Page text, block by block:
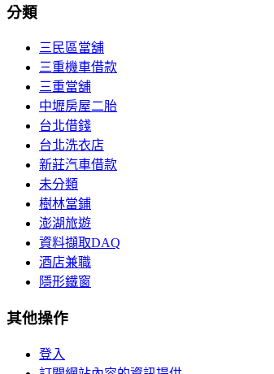
分類
三民區當舖
三重機車借款
三重當舖
中壢房屋二胎
台北借錢
台北洗衣店
新莊汽車借款
未分類
樹林當鋪
澎湖旅遊
資料擷取DAQ
酒店兼職
隱形鐵窗
其他操作
登入